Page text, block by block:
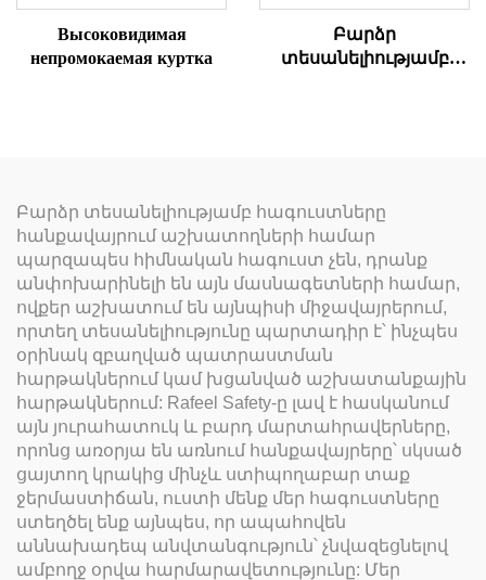
Высоковидимая
непромокаемая куртка
Բարձր
տեսանելիությամբ
Բարձր տեսանելիությամբ հագուստները
հանքավայրում աշխատողների համար
պարզապես հիմնական հագուստ չեն, դրանք
անփոխարինելի են այն մասնագետների համար,
ովքեր աշխատում են այնպիսի միջավայրերում,
որտեղ տեսանելիությունը պարտադիր է՝ ինչպես
օրինակ զբաղված պատրաստման
հարթակներում կամ խցանված աշխատանքային
հարթակներում: Rafeel Safety-ը լավ է հասկանում
այն յուրահատուկ և բարդ մարտահրավերները,
որոնց առօրյա են առնում հանքավայրերը՝ սկսած
ցայտող կրակից մինչև ստիպողաբար տաք
ջերմաստիճան, ուստի մենք մեր հագուստները
ստեղծել ենք այնպես, որ ապահովեն
աննախադեպ անվտանգություն՝ չնվազեցնելով
ամբողջ օրվա հարմարավետությունը: Մեր